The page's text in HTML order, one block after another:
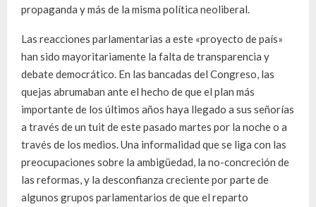
propaganda y más de la misma política neoliberal.
Las reacciones parlamentarias a este «proyecto de país»
han sido mayoritariamente la falta de transparencia y
debate democrático. En las bancadas del Congreso, las
quejas abrumaban ante el hecho de que el plan más
importante de los últimos años haya llegado a sus señorías
a través de un tuit de este pasado martes por la noche o a
través de los medios. Una informalidad que se liga con las
preocupaciones sobre la ambigüedad, la no-concreción de
las reformas, y la desconfianza creciente por parte de
algunos grupos parlamentarios de que el reparto